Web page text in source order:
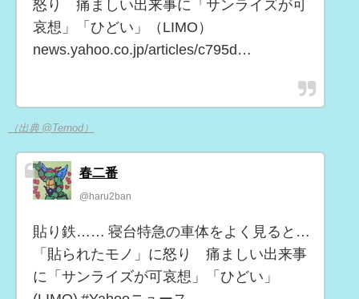
怒り 痛ましい出来事に「サンライズが可
哀想」「ひどい」（LIMO）
news.yahoo.co.jp/articles/c795d…
（出典 @Ternod）
春二番
@haru2ban
貼り鉄…… 寝台特急の車体をよく見ると…
「貼られたモノ」に怒り 痛ましい出来事
に「サンライズが可哀想」「ひどい」